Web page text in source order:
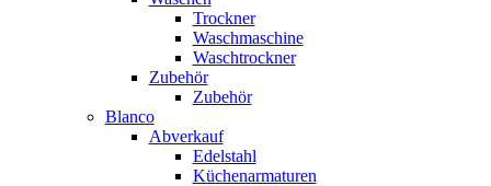
Trockner
Waschmaschine
Waschtrockner
Zubehör
Zubehör
Blanco
Abverkauf
Edelstahl
Küchenarmaturen